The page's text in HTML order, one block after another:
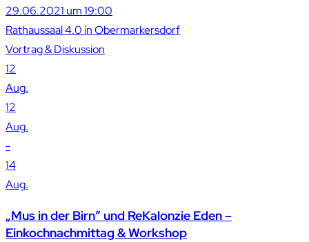
29.06.2021 um 19:00
Rathaussaal 4.0 in Obermarkersdorf
Vortrag & Diskussion
12
Aug.
12
Aug.
-
14
Aug.
„Mus in der Birn“ und ReKalonzie Eden –
Einkochnachmittag & Workshop